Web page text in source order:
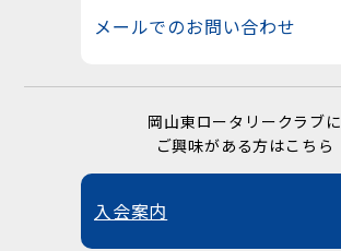
メールでのお問い合わせ
岡山東ロータリークラブに
ご興味がある方はこちら
入会案内